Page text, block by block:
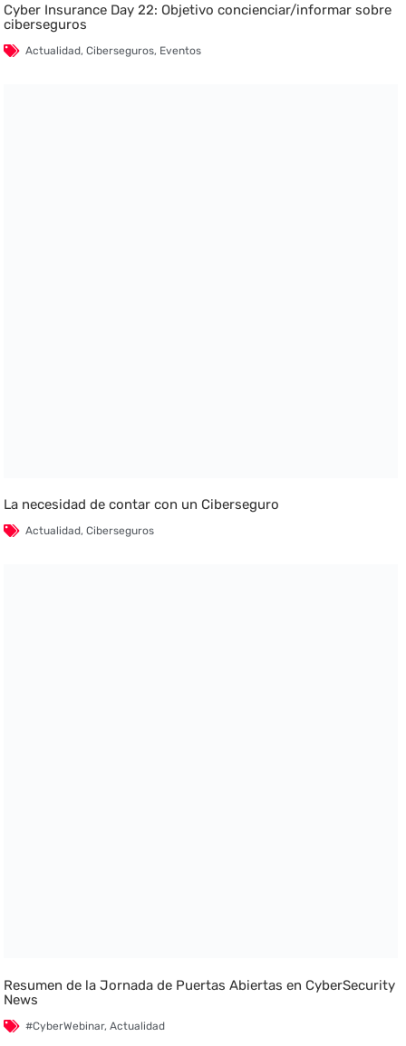
Cyber Insurance Day 22: Objetivo concienciar/informar sobre
ciberseguros
Actualidad,Ciberseguros, Eventos
La necesidad de contar con un Ciberseguro
Actualidad,Ciberseguros
Resumen de la Jornada de Puertas Abiertas en CyberSecurity
News
#CyberWebinar,Actualidad